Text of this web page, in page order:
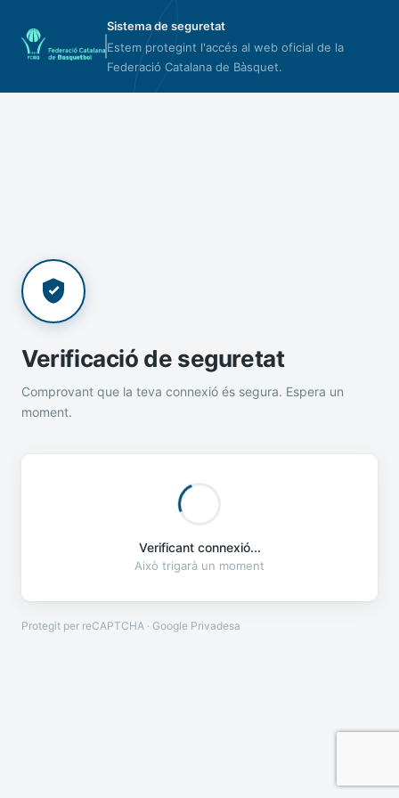
Sistema de seguretat
Estem protegint l'accés al web oficial de la
Federació Catalana de Bàsquet.
Verificació de seguretat
Comprovant que la teva connexió és segura. Espera un
moment.
Verificant connexió...
Això trigarà un moment
Protegit per reCAPTCHA · Google Privadesa